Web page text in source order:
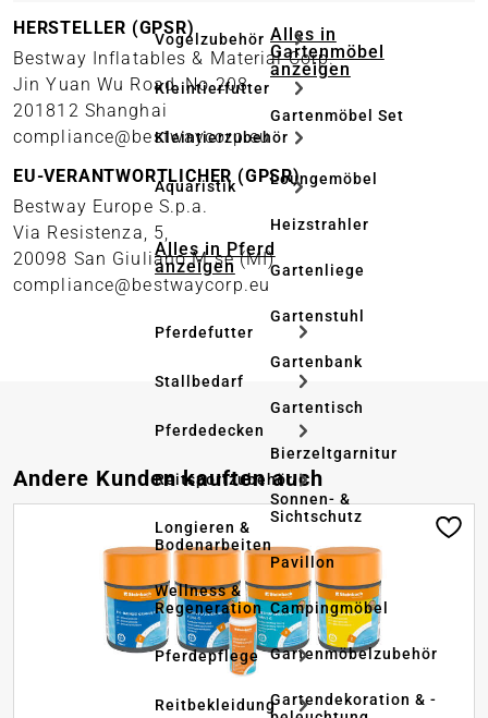
Vogelzubehör
Kleintierfutter
Kleintierzubehör
Aquaristik
Alles in Pferd
anzeigen
Pferdefutter
Stallbedarf
Pferdedecken
Reitsportzubehör
Longieren &
Bodenarbeiten
Wellness &
Regeneration
Pferdepflege
Reitbekleidung
Alles in
Gartenmöbel
anzeigen
Gartenmöbel Set
Loungemöbel
Heizstrahler
Gartenliege
Gartenstuhl
Gartenbank
Gartentisch
Bierzeltgarnitur
Sonnen- &
Sichtschutz
Pavillon
Campingmöbel
Gartenmöbelzubehör
Gartendekoration & -
HERSTELLER (GPSR)
Bestway Inflatables & Material Corp.
Jin Yuan Wu Road, No.208
201812 Shanghai
compliance@bestwaycorp.eu
EU-VERANTWORTLICHER (GPSR)
Bestway Europe S.p.a.
Via Resistenza, 5,
20098 San Giuliano M.se (MI)
compliance@bestwaycorp.eu
Produktgalerie überspringen
Andere Kunden kauften auch